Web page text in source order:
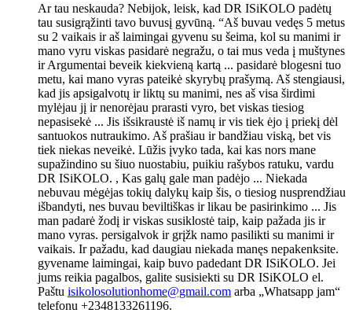
Ar tau neskauda? Nebijok, leisk, kad DR ISiKOLO padėtų
tau susigrąžinti tavo buvusį gyvūną. “Aš buvau vedęs 5 metus
su 2 vaikais ir aš laimingai gyvenu su šeima, kol su manimi ir
mano vyru viskas pasidarė negražu, o tai mus veda į muštynes
​​ir Argumentai beveik kiekvieną kartą ... pasidarė blogesni tuo
metu, kai mano vyras pateikė skyrybų prašymą. Aš stengiausi,
kad jis apsigalvotų ir liktų su manimi, nes aš visa širdimi
mylėjau jį ir nenorėjau prarasti vyro, bet viskas tiesiog
nepasisekė ... Jis išsikraustė iš namų ir vis tiek ėjo į priekį dėl
santuokos nutraukimo. Aš prašiau ir bandžiau viską, bet vis
tiek niekas neveikė. Lūžis įvyko tada, kai kas nors mane
supažindino su šiuo nuostabiu, puikiu rašybos ratuku, vardu
DR ISiKOLO. , Kas galų gale man padėjo ... Niekada
nebuvau mėgėjas tokių dalykų kaip šis, o tiesiog nusprendžiau
išbandyti, nes buvau beviltiškas ir likau be pasirinkimo ... Jis
man padarė žodį ir viskas susiklostė taip, kaip pažada jis ir
mano vyras. persigalvok ir grįžk namo pasilikti su manimi ir
vaikais. Ir pažadu, kad daugiau niekada manęs nepakenksite.
gyvename laimingai, kaip buvo padedant DR ISiKOLO. Jei
jums reikia pagalbos, galite susisiekti su DR ISiKOLO el.
Paštu isikolosolutionhome@gmail.com arba „Whatsapp jam“
telefonu +2348133261196.